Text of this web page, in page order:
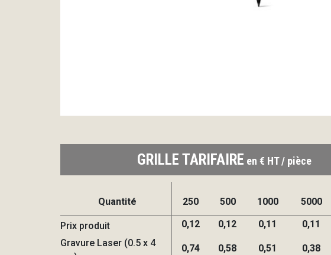
GRILLE TARIFAIRE en € HT / pièce
Quantité 250 500 1000 5000
Prix produit 0,12 0,12 0,11 0,11
Gravure Laser (0.5 x 4
0,74 0,58 0,51 0,38